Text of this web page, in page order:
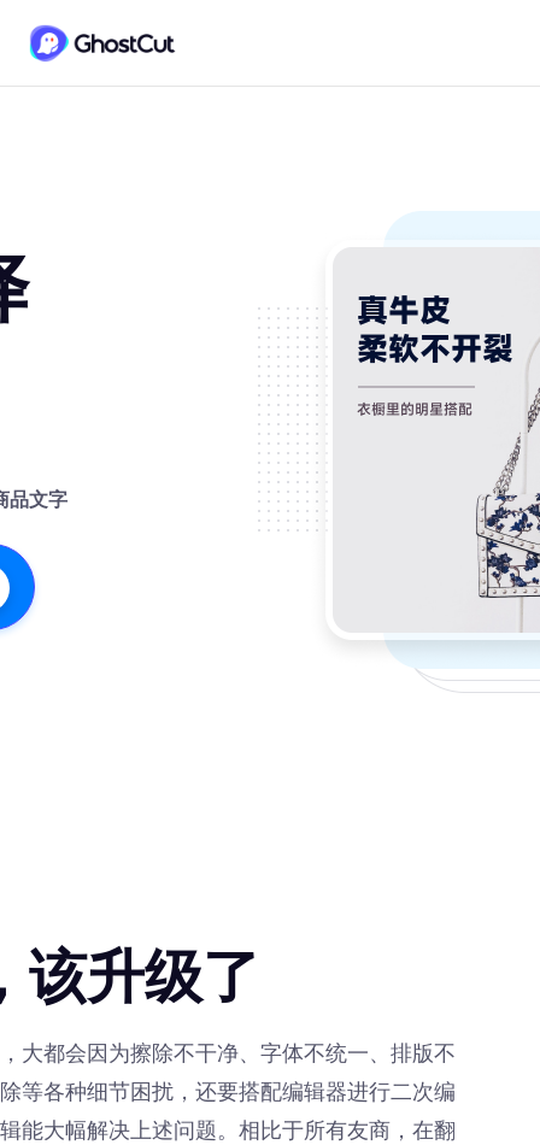
品文字
该升级了
大都会因为擦除不干净、字体不统一、排版不
等各种细节困扰，还要搭配编辑器进行二次编
能大幅解决上述问题。相比于所有友商，在翻